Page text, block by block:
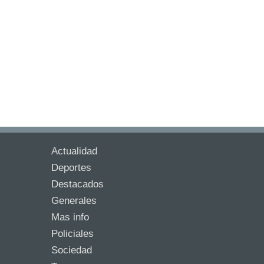
Actualidad
Deportes
Destacados
Generales
Mas info
Policiales
Sociedad